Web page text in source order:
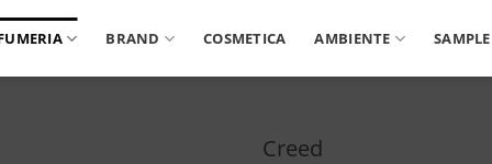
BRAND COSMETICA AMBIENTE
Creed